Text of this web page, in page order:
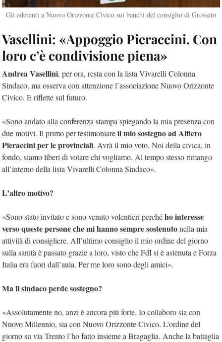
Gli aderenti a Nuovo Orizzonte Civico sui banchi del consiglio di Grosseto
Vasellini: «Appoggio Pieraccini. Con
loro c’è condivisione piena»
Andrea Vasellini, per ora, resta con la lista Vivarelli Colonna
Sindaco, ma osserva con attenzione l’associazione Nuovo Orizzonte
Civico. E riflette sul futuro.
«Sono andato alla conferenza stampa spiegando la mia presenza con
due motivi. Il primo per testimoniareil mio sostegno ad Alfiero
Pieraccini per le provinciali. Avrà il mio voto. Noi della civica, in
fondo, siamo liberi di votare chi vogliamo. Al tempo stesso rimango
all’interno della lista Vivarelli Colonna Sindaco».
L’altro motivo?
«Sono stato invitato e sono venuto volentieri perchého interesse
verso queste persone che mi hanno sempre sostenutonella mia
attività di consigliere. All’ultimo consiglio il mio ordine del giorno
sulla sanità è passato grazie a loro, visto che FdI si è astenuta e Forza
Italia era fuori dall’aula. Per me loro sono degli amici».
Ma il sindaco perde sostegno?
«Assolutamente no, anzi è ancora più forte. Io collaboro sia con
Nuovo Millennio, sia con Nuovo Orizzonte Civico. L’ordine del
giorno su via Trento l’ho fatto insieme a Bragaglia. Anche la battaglia